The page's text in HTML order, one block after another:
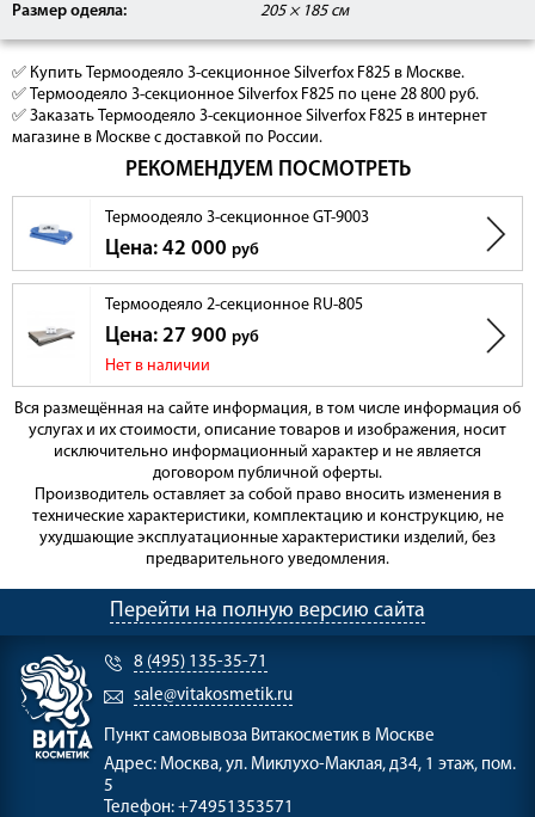
Размер одеяла:
205 × 185 см
✅ Купить Термоодеяло 3-секционное Silverfox F825 в Москве.
✅ Термоодеяло 3-секционное Silverfox F825 по цене 28 800 руб.
✅ Заказать Термоодеяло 3-секционное Silverfox F825 в интернет
магазине в Москве с доставкой по России.
РЕКОМЕНДУЕМ ПОСМОТРЕТЬ
Термоодеяло 3-секционное GT-9003
Цена: 42 000 руб
Термоодеяло 2-секционное RU-805
Цена: 27 900 руб
Нет в наличии
Вся размещённая на сайте информация, в том числе информация об
услугах и их стоимости, описание товаров и изображения, носит
исключительно информационный характер и не является
договором публичной оферты.
Производитель оставляет за собой право вносить изменения в
технические характеристики, комплектацию и конструкцию, не
ухудшающие эксплуатационные характеристики изделий, без
предварительного уведомления.
Перейти на полную версию сайта
8 (495) 135-35-71
sale@vitakosmetik.ru
Пункт самовывоза Витакосметик в Москве
Адрес: Москва, ул. Миклухо-Маклая, д34, 1 этаж, пом.
5
Телефон: +74951353571